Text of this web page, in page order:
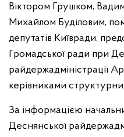
Віктором Грушком,
Михайлом Буділовим,
депутатів Київради,
Громадської ради при
райдержадміністрації
керівниками
За інформацією
Деснянської